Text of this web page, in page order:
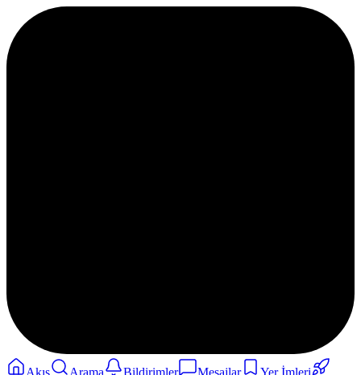
Akış Arama Bildirimler Mesajlar
Yer İmleri